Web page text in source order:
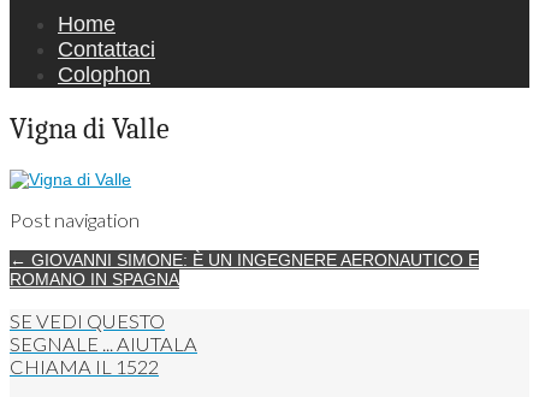
Home
Contattaci
Colophon
Vigna di Valle
Post navigation
← GIOVANNI SIMONE: È UN INGEGNERE AERONAUTICO E
ROMANO IN SPAGNA
SE VEDI QUESTO
SEGNALE ... AIUTALA
CHIAMA IL 1522